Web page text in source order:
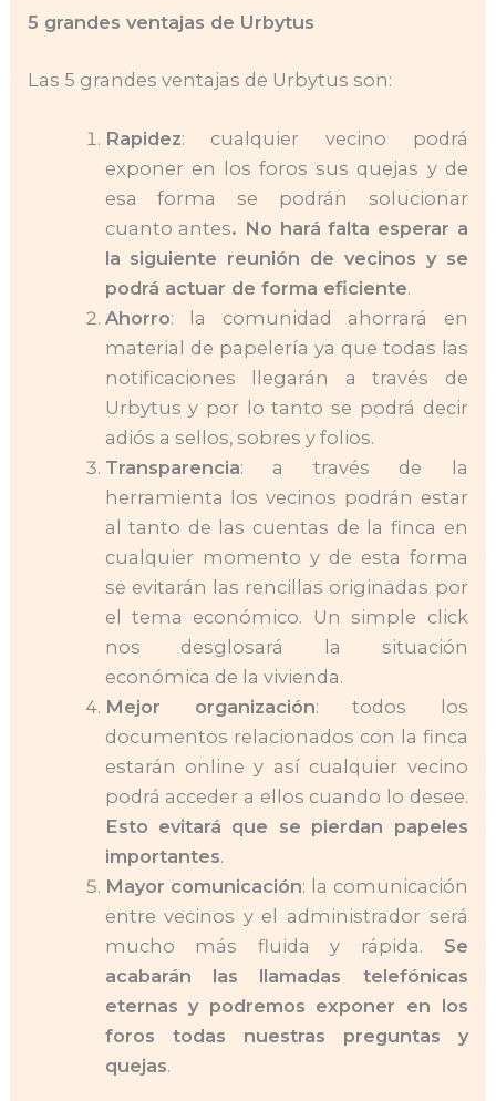
5 grandes ventajas de Urbytus
Las 5 grandes ventajas de Urbytus son:
Rapidez: cualquier vecino podrá
exponer en los foros sus quejas y de
esa forma se podrán solucionar
cuanto antes. No hará falta esperar a
la siguiente reunión de vecinos y se
podrá actuar de forma eficiente.
Ahorro: la comunidad ahorrará en
material de papelería ya que todas las
notificaciones llegarán a través de
Urbytus y por lo tanto se podrá decir
adiós a sellos, sobres y folios.
Transparencia: a través de la
herramienta los vecinos podrán estar
al tanto de las cuentas de la finca en
cualquier momento y de esta forma
se evitarán las rencillas originadas por
el tema económico. Un simple click
nos desglosará la situación
económica de la vivienda.
Mejor organización: todos los
documentos relacionados con la finca
estarán online y así cualquier vecino
podrá acceder a ellos cuando lo desee.
Esto evitará que se pierdan papeles
importantes.
Mayor comunicación: la comunicación
entre vecinos y el administrador será
mucho más fluida y rápida. Se
acabarán las llamadas telefónicas
eternas y podremos exponer en los
foros todas nuestras preguntas y
quejas.